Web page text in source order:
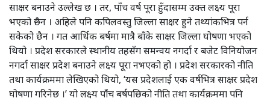
साक्षर बनाउने उल्लेख छ । तर, पाँच वर्ष पूरा हुँदासम्म उक्त लक्ष्य पूरा
भएको छैन । अहिले पनि कपिलवस्तु जिल्ला साक्षर हुने तथ्यांकभित्र पर्न
सकेको छैन । गत आर्थिक बर्षमा मात्रै बाँके साक्षर जिल्ला घोषणा भएको
थियो । प्रदेश सरकारले स्थानीय तहसँग समन्वय नगर्दा र बजेट विनियोजन
नगर्दा साक्षर प्रदेश बनाउने लक्ष्य पूरा नभएको हो । प्रदेश सरकारको नीति
तथा कार्यक्रममा लेखिएको थियो, ‘यस प्रदेशलाई एक वर्षभित्र साक्षर प्रदेश
घोषणा गरिनेछ ।’ यो लक्ष्य पाँच बर्षपछिको नीति तथा कार्यक्रममा पनि